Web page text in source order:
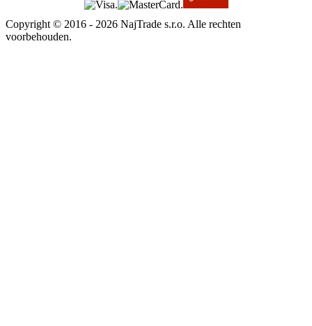
Copyright © 2016 - 2026 NajTrade s.r.o. Alle rechten
voorbehouden.